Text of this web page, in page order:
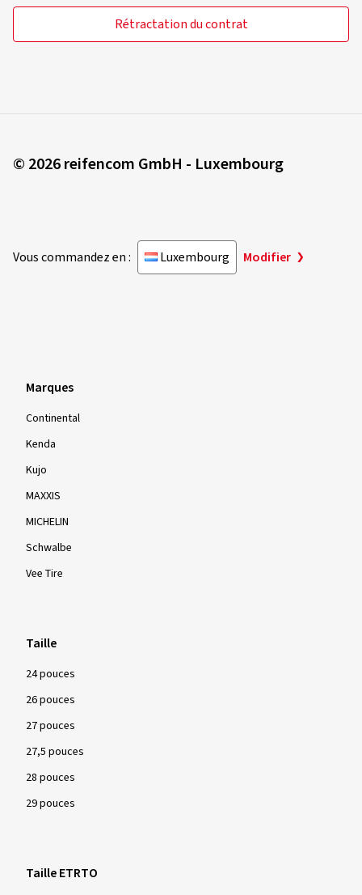
Rétractation du contrat
© 2026 reifencom GmbH - Luxembourg
Vous commandez en : Luxembourg Modifier
Marques
Continental
Kenda
Kujo
MAXXIS
MICHELIN
Schwalbe
Vee Tire
Taille
24 pouces
26 pouces
27 pouces
27,5 pouces
28 pouces
29 pouces
Taille ETRTO